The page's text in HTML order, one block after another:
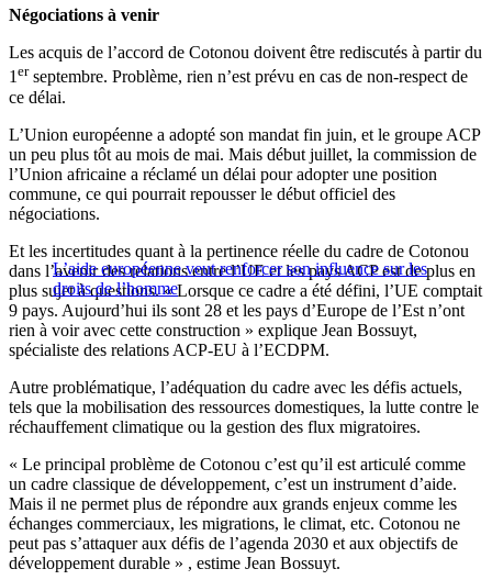
Négociations à venir
Les acquis de l’accord de Cotonou doivent être rediscutés à partir du
1erseptembre. Problème, rien n’est prévu en cas de non-respect de
ce délai.
L’Union européenne a adopté son mandat fin juin, et le groupe ACP
un peu plus tôt au mois de mai. Mais début juillet, la commission de
l’Union africaine a réclamé un délai pour adopter une position
commune, ce qui pourrait repousser le début officiel des
négociations.
L’aide européenne veut renforcer son influence sur les
droits de l’homme
Et les incertitudes quant à la pertinence réelle du cadre de Cotonou
dans l’avenir des relations entre l’UE et les pays ACP est de plus en
plus sujet à questions. « Lorsque ce cadre a été défini, l’UE comptait
9 pays. Aujourd’hui ils sont 28 et les pays d’Europe de l’Est n’ont
rien à voir avec cette construction » explique Jean Bossuyt,
spécialiste des relations ACP-EU à l’ECDPM.
Autre problématique, l’adéquation du cadre avec les défis actuels,
tels que la mobilisation des ressources domestiques, la lutte contre le
réchauffement climatique ou la gestion des flux migratoires.
« Le principal problème de Cotonou c’est qu’il est articulé comme
un cadre classique de développement, c’est un instrument d’aide.
Mais il ne permet plus de répondre aux grands enjeux comme les
échanges commerciaux, les migrations, le climat, etc. Cotonou ne
peut pas s’attaquer aux défis de l’agenda 2030 et aux objectifs de
développement durable » , estime Jean Bossuyt.